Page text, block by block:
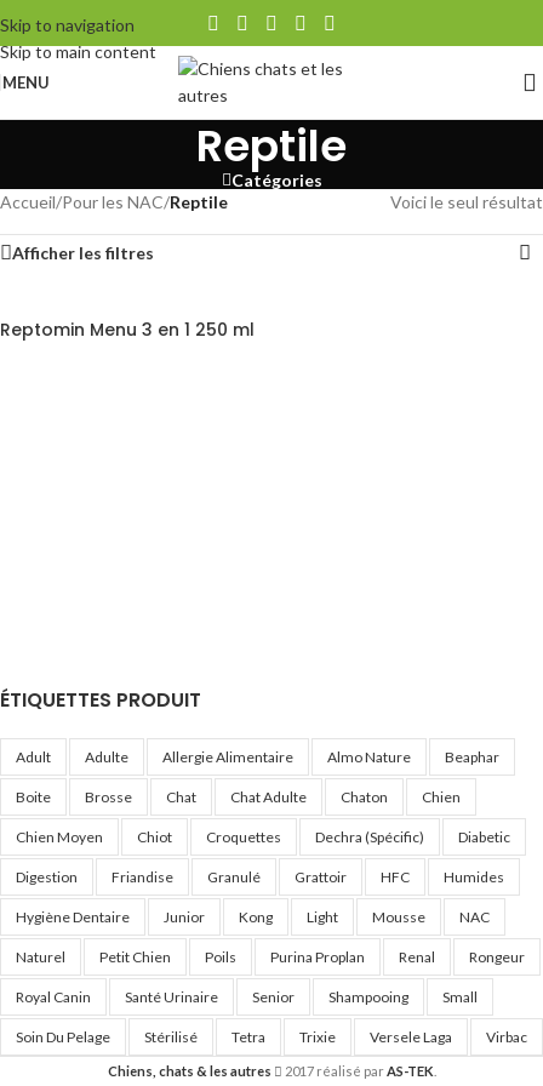
Skip to navigation
Skip to main content
MENU
Reptile
Catégories
Accueil/Pour les NAC/Reptile Voici le seul résultat
Afficher les filtres
Reptomin Menu 3 en 1 250 ml
ÉTIQUETTES PRODUIT
Adult Adulte Allergie Alimentaire Almo Nature Beaphar
Boite Brosse Chat Chat Adulte Chaton Chien
Chien Moyen Chiot Croquettes Dechra (Spécific) Diabetic
Digestion Friandise Granulé Grattoir HFC Humides
Hygiène Dentaire Junior Kong Light Mousse NAC
Naturel Petit Chien Poils Purina Proplan Renal Rongeur
Royal Canin Santé Urinaire Senior Shampooing Small
Soin Du Pelage Stérilisé Tetra Trixie Versele Laga Virbac
Chiens, chats & les autres 2017 réalisé parAS-TEK